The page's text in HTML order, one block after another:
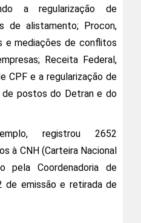
a regularização de
de alistamento; Procon,
e mediações de conflitos
Receita Federal,
CPF e a regularização de
de postos do Detran e do
registrou 2652
à CNH (Carteira Nacional
pela Coordenadoria de
de emissão e retirada de